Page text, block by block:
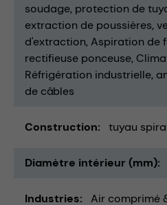
soudage protection de
extraction de poussières
d'extraction Aspiration de
rectifieuse ponceuse
Réfrigération industrielle
de câbles
Construction tuyau
Diamètre intérieur (mm)
Industries
Air comprimé